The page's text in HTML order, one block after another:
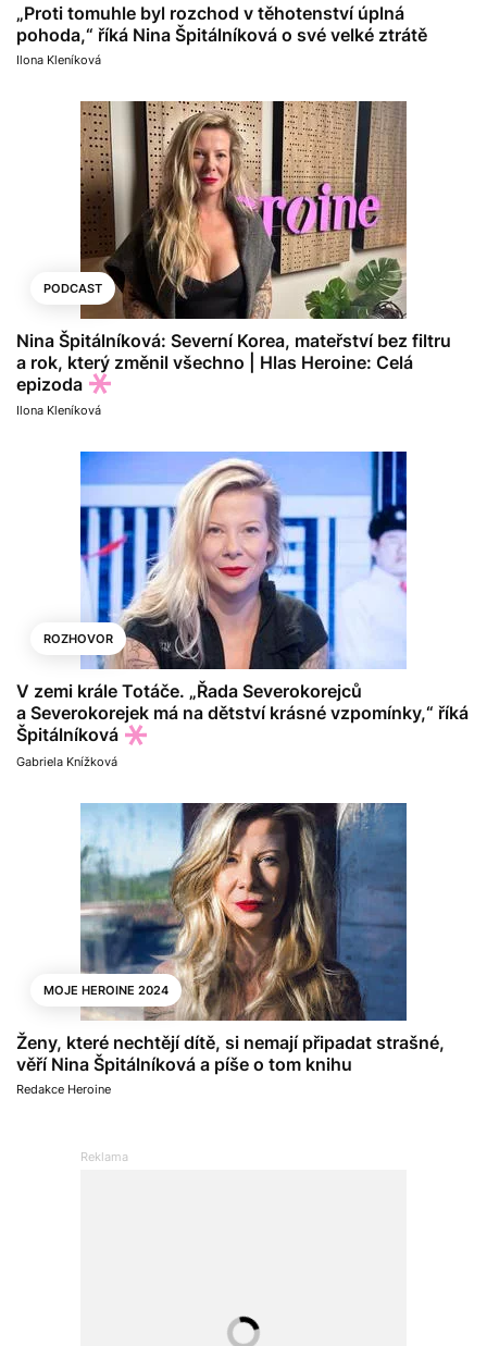
„Proti tomuhle byl rozchod v těhotenství úplná
pohoda,“ říká Nina Špitálníková o své velké ztrátě
Ilona Kleníková
PODCAST
Nina Špitálníková: Severní Korea, mateřství bez filtru
a rok, který změnil všechno | Hlas Heroine: Celá
epizoda
Ilona Kleníková
ROZHOVOR
V zemi krále Totáče. „Řada Severokorejců
a Severokorejek má na dětství krásné vzpomínky,“ říká
Špitálníková
Gabriela Knížková
MOJE HEROINE 2024
Ženy, které nechtějí dítě, si nemají připadat strašné,
věří Nina Špitálníková a píše o tom knihu
Redakce Heroine